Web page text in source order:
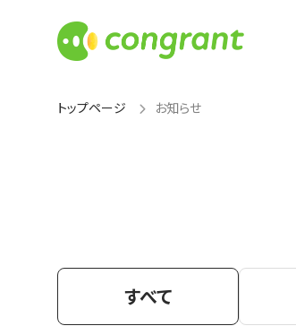
トップページ お知らせ
すべて